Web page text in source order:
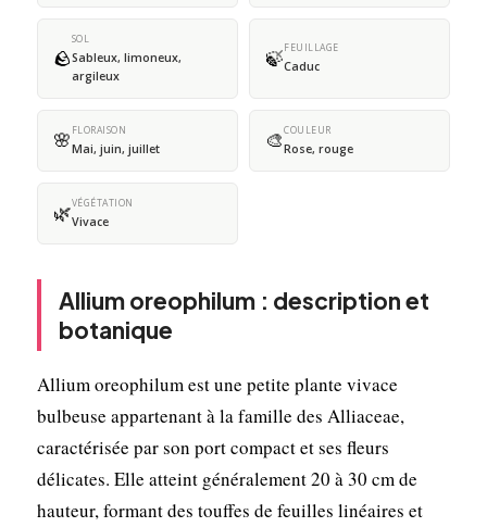
🪨
SOL
Sableux, limoneux,
argileux
🍃FEUILLAGE
Caduc
🌸 FLORAISON
Mai, juin, juillet 🎨COULEUR
Rose, rouge
🌿VÉGÉTATION
Vivace
Allium oreophilum : description et
botanique
Allium oreophilum est une petite plante vivace
bulbeuse appartenant à la famille des Alliaceae,
caractérisée par son port compact et ses fleurs
délicates. Elle atteint généralement 20 à 30 cm de
hauteur, formant des touffes de feuilles linéaires et